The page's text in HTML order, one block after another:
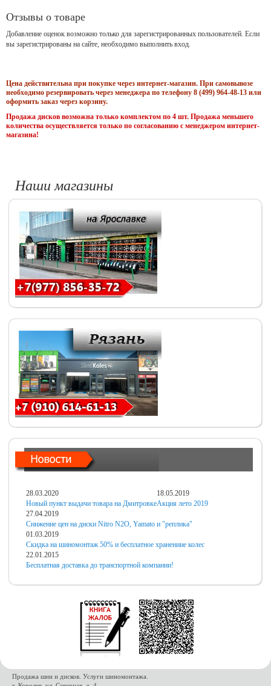
Отзывы о товаре
Добавление оценок возможно только для зарегистрированных пользователей. Если
вы зарегистрированы на сайте, необходимо выполнить вход.
Цена действительна при покупке через интернет-магазин. При самовывозе
необходимо резервировать через менеджера по телефону 8 (499) 964-48-13 или
оформить заказ через корзину.
Продажа дисков возможна только комплектом по 4 шт. Продажа меньшего
количества осуществляется только по согласованию с менеджером интернет-
магазина!
Наши магазины
28.03.2020
Новый пункт выдачи товара на Дмитровке
18.05.2019
Акция лето 2019
27.04.2019
Снижение цен на диски Nitro N2O, Yamato и "реплика"
01.03.2019
Скидка на шиномонтаж 50% и бесплатное хранениие колес
22.01.2015
Бесплатная доставка до транспортной компании!
Продажа шин и дисков. Услуги шиномонтажа.